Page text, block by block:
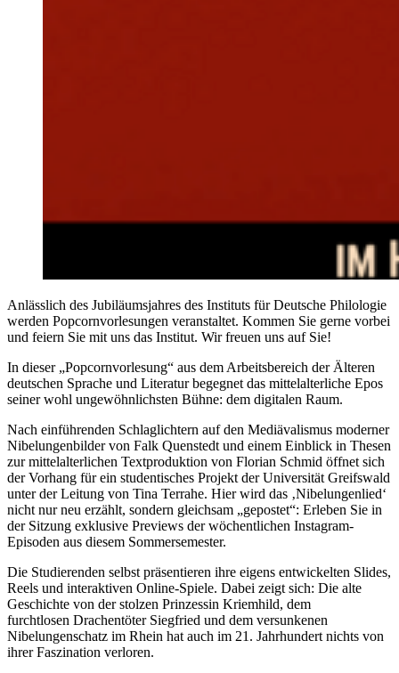
Anlässlich des Jubiläumsjahres des Instituts für Deutsche Philologie
werden Popcornvorlesungen veranstaltet. Kommen Sie gerne vorbei
und feiern Sie mit uns das Institut. Wir freuen uns auf Sie!
In dieser „Popcornvorlesung“ aus dem Arbeitsbereich der Älteren
deutschen Sprache und Literatur begegnet das mittelalterliche Epos
seiner wohl ungewöhnlichsten Bühne: dem digitalen Raum.
Nach einführenden Schlaglichtern auf den Mediävalismus moderner
Nibelungenbilder von Falk Quenstedt und einem Einblick in Thesen
zur mittelalterlichen Textproduktion von Florian Schmid öffnet sich
der Vorhang für ein studentisches Projekt der Universität Greifswald
unter der Leitung von Tina Terrahe. Hier wird das ‚Nibelungenlied‘
nicht nur neu erzählt, sondern gleichsam „gepostet“: Erleben Sie in
der Sitzung exklusive Previews der wöchentlichen Instagram-
Episoden aus diesem Sommersemester.
Die Studierenden selbst präsentieren ihre eigens entwickelten Slides,
Reels und interaktiven Online-Spiele. Dabei zeigt sich: Die alte
Geschichte von der stolzen Prinzessin Kriemhild, dem
furchtlosen Drachentöter Siegfried und dem versunkenen
Nibelungenschatz im Rhein hat auch im 21. Jahrhundert nichts von
ihrer Faszination verloren.